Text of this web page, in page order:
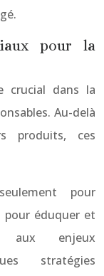
pour la
crucial dans la
Au-delà
produits, ces
pour
pour éduquer et
aux enjeux
stratégies